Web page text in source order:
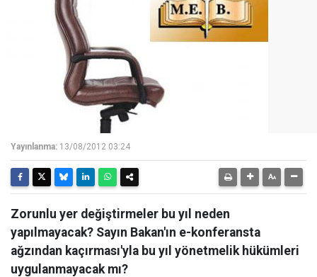
Yayınlanma: 13/08/2012 03:24
Zorunlu yer değiştirmeler bu yıl neden
yapılmayacak? Sayın Bakan'ın e-konferansta
ağzından kaçırması'yla bu yıl yönetmelik hükümleri
uygulanmayacak mı?